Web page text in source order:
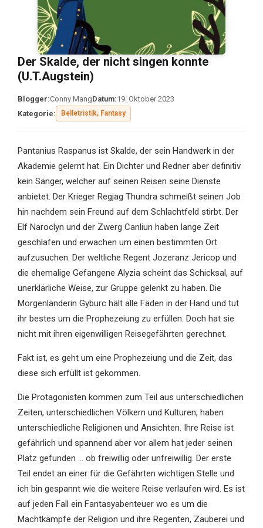
Der Skalde, der nicht singen konnte
(U.T.Augstein)
Blogger:Conny MangDatum:19. Oktober 2023
Kategorie:
Belletristik, Fantasy
Pantanius Raspanus ist Skalde, der sein Handwerk in der
Akademie gelernt hat. Ein Dichter und Redner aber definitiv
kein Sänger, welcher auf seinen Reisen seine Dienste
anbietet. Der Krieger Regjag Thundra schmeißt seinen Job
hin nachdem sein Freund auf dem Schlachtfeld stirbt. Der
Elf Naroclyn und der Zwerg Canliun haben lange Zeit
geschlafen und erwachen um einen bestimmten Ort
aufzusuchen. Der weltliche Regent Jozeranz Jericop und
die ehemalige Gefangene Alyzia scheint das Schicksal, auf
unerklärliche Weise, zur Gruppe gelenkt zu haben. Die
Morgenländerin Gyburc hält alle Fäden in der Hand und tut
ihr bestes um die Prophezeiung zu erfüllen. Doch hat sie
nicht mit ihren eigenwilligen Reisegefährten gerechnet.
Fakt ist, es geht um eine Prophezeiung und die Zeit, das
diese sich erfüllt ist gekommen.
Die Protagonisten kommen zum Teil aus unterschiedlichen
Zeiten, unterschiedlichen Völkern und Kulturen, haben
unterschiedliche Religionen und Ansichten. Ihre Reise ist
gefährlich und spannend aber vor allem hat jeder seinen
Platz gefunden … ob freiwillig oder unfreiwillig. Der erste
Teil endet an einer für die Gefährten wichtigen Stelle und
ich bin gespannt wie die weitere Reise verlaufen wird. Es ist
auf jeden Fall ein Fantasyabenteuer wo es um die
Machtkämpfe der Religion und ihre Regenten, Zauberei und